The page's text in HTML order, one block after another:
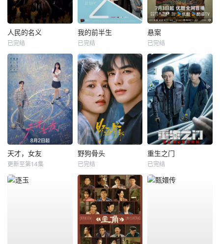
人民的名义
已完结
我的前半生
已完结
悬案
已完结
天才，女友
更新至第14集
野狗骨头
已完结
重生之门
已完结